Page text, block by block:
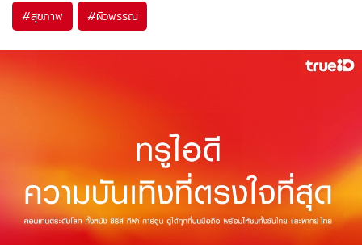
#สุขภาพ #ผิวพรรณ